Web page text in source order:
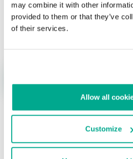
may combine it with other
provided to them or that they’ve
of their services.
Allow all
Customize
Nombre*
ÚLTIMAS